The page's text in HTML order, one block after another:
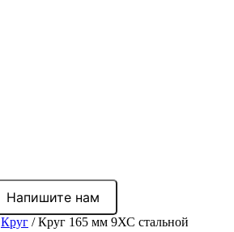
Напишите нам
Круг / Круг 165 мм 9ХС стальной